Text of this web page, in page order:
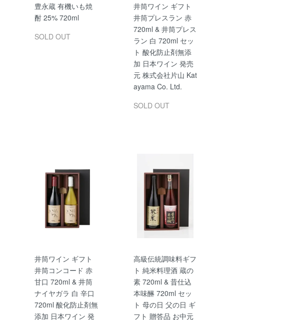
豊永蔵 有機いも焼
酎 25% 720ml
SOLD OUT
井筒ワイン ギフト
井筒プレスラン 赤
720ml & 井筒プレス
ラン 白 720ml セッ
ト 酸化防止剤無添
加 日本ワイン 発売
元 株式会社片山 Kat
ayama Co. Ltd.
SOLD OUT
井筒ワイン ギフト
井筒コンコード 赤
甘口 720ml & 井筒
ナイヤガラ 白 辛口
720ml 酸化防止剤無
添加 日本ワイン 発
高級伝統調味料ギフ
ト 純米料理酒 蔵の
素 720ml & 昔仕込
本味醂 720ml セッ
ト 母の日 父の日 ギ
フト 贈答品 お中元